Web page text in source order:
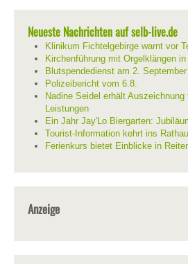
Neueste Nachrichten auf selb-live.de
Klinikum Fichtelgebirge warnt vor
Kirchenführung mit Orgelklängen
Blutspendedienst am 2.
Polizeibericht vom 6.8.
Nadine Seidel erhält Auszeichnung
Leistungen
Ein Jahr Jay'Lo Biergarten:
Tourist-Information kehrt ins
Ferienkurs bietet Einblicke in
Anzeige